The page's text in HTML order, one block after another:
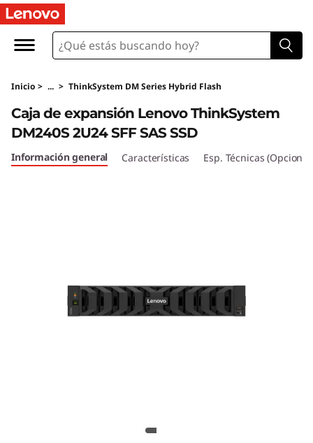
C
a
d
e
Inicio > ... > ThinkSystem DM Series Hybrid Flash
ThinkSystem DM240S 2U24 SFF SAS
Caja de expansión Lenovo ThinkSystem
DM240S 2U24 SFF SAS SSD
Información general Características Esp. Técnicas